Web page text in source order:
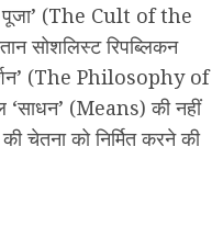
पूजा’ (The Cult of the
सोशलिस्ट रिपब्लिकन
(The Philosophy of
‘साधन’ (Means) की नहीं
चेतना को निर्मित करने की